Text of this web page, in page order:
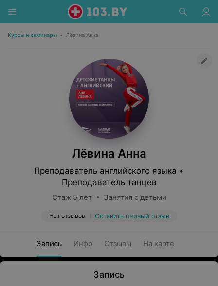
Курсы и семинары • Лёвина Анна
Лёвина Анна
Преподаватель английского языка •
Преподаватель танцев
Стаж 5 лет • Занятия с детьми
Нет отзывов Оставить первый отзыв
Запись Инфо Отзывы На карте
Запись